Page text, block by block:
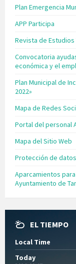
Plan Emergencia
APP Participa
Revista de
Convocatoria
económica y el
Plan Municipal de
2022»
Mapa de Redes
Portal del personal
Mapa del Sitio Web
Protección de datos
Aparcamientos
Ayuntamiento de
EL TIEMPO
Local Time
Today